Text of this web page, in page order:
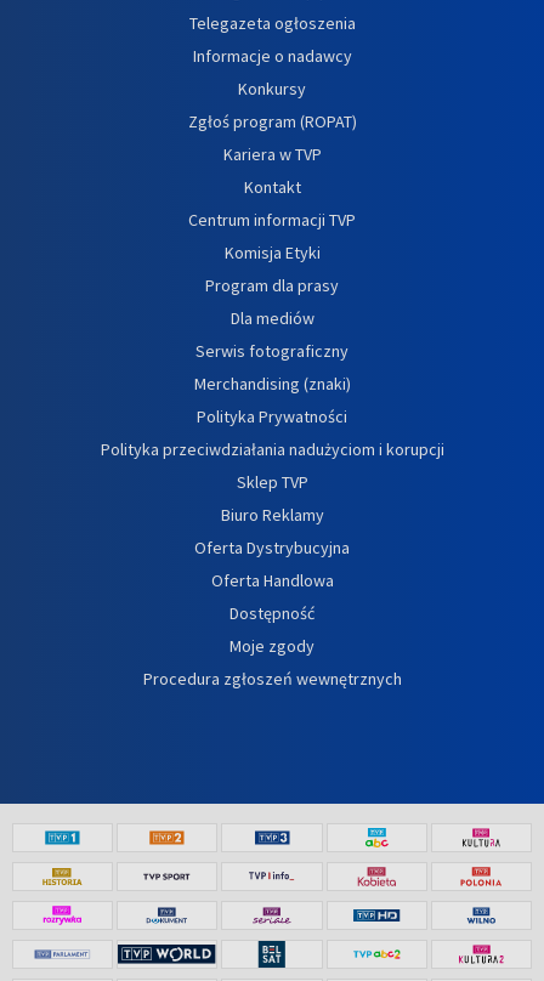
Telegazeta ogłoszenia
Informacje o nadawcy
Konkursy
Zgłoś program (ROPAT)
Kariera w TVP
Kontakt
Centrum informacji TVP
Komisja Etyki
Program dla prasy
Dla mediów
Serwis fotograficzny
Merchandising (znaki)
Polityka Prywatności
Polityka przeciwdziałania nadużyciom i korupcji
Sklep TVP
Biuro Reklamy
Oferta Dystrybucyjna
Oferta Handlowa
Dostępność
Moje zgody
Procedura zgłoszeń wewnętrznych